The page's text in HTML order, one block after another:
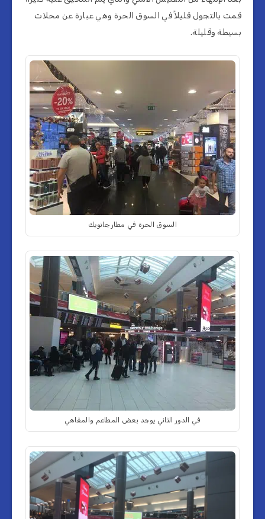
قمت بالتجول قليلاً في السوق الحرة وهي عبارة عن محلات
بسيطة وقليلة.
السوق الحرة في مطار جاتويك
في الدور الثاني يوجد بعض المطاعم والمقاهي